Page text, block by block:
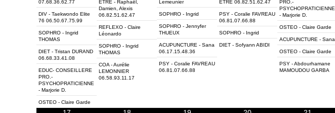
07.68.36.62.77
DIV - Taekwondo Elite
76 06.50.67.75.99
SOPHRO - Ingrid
THOMAS
DIET - Tristan DURAND
06.68.33.41.08
EDUC- CONSEILLERE
PRO.-
PSYCHOPRATICIENNE
- Marjorie D.
OSTEO - Claire Garde
ETRE - Raphaël,
Damien, Alexis
06.82.51.62.47
REFLEXO - Claire
Léonardo
SOPHRO - Ingrid
THOMAS
COA - Aurélie
LEMONNIER
06.58.93.11.17
Lemeunier
SOPHRO - Ingrid
SOPHRO - Jennyfer
THUEUX
ACUPUNCTURE - Sana
06.17.15.48.36
PSY - Coralie FAVREAU
06.81.07.66.88
ETRE 06.82.51.62.47
PSY - Coralie FAVREAU
06.81.07.66.88
SOPHRO - Ingrid
DIET - Sofyann ABIDI
PRO.-
PSYCHOPRATICIENNE
- Marjorie D.
OSTEO - Claire Garde
ACUPUNCTURE - Sana
OSTEO - Claire Garde
PSY - Abdourhamane
MAMOUDOU GARBA